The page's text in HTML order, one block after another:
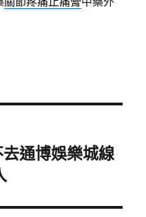
通博娛樂城線